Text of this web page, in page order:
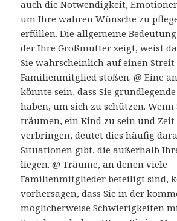
auch die Notwendigkeit,
um Ihre wahren Wünsche zu
erfüllen. Die allgemeine
der Ihre Großmutter zeigt, weist
Sie wahrscheinlich auf einen
Familienmitglied stoßen. @ Eine
könnte sein, dass Sie
haben, um sich zu schützen. Wenn
träumen, ein Kind zu sein und
verbringen, deutet dies häufig
Situationen gibt, die außerhalb
liegen. @ Träume, an denen viele
Familienmitglieder beteiligt sind,
vorhersagen, dass Sie in der
möglicherweise Schwierigkeiten